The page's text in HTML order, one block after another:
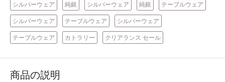
シルバーウェア 純銀 シルバーウェア 純銀 テーブルウェア
シルバーウェア テーブルウェア シルバーウェア
テーブルウェア カトラリー クリアランス セール
商品の説明